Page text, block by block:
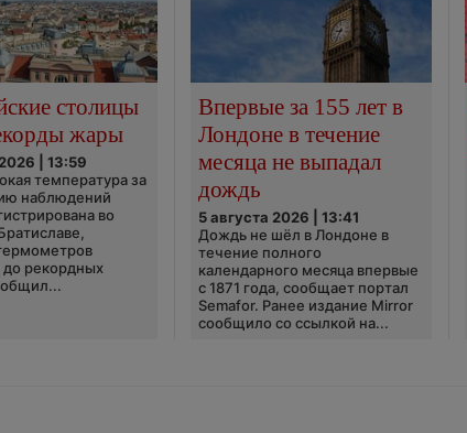
столицы
жары
| 13:59
температура за
наблюдений
во
до рекордных
Впервые за 155 лет в
Лондоне в течение
месяца не выпадал
дождь
5 августа 2026 | 13:41
Дождь не шёл в Лондоне в
течение полного
календарного месяца впервые
с 1871 года, сообщает портал
Semafor. Ранее издание Mirror
сообщило со ссылкой на...